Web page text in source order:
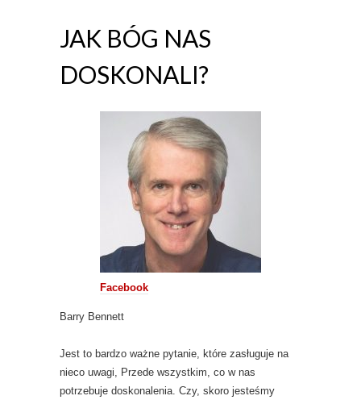
JAK BÓG NAS
DOSKONALI?
Facebook
Barry Bennett
Jest to bardzo ważne pytanie, które zasługuje na
nieco uwagi, Przede wszystkim, co w nas
potrzebuje doskonalenia. Czy, skoro jesteśmy